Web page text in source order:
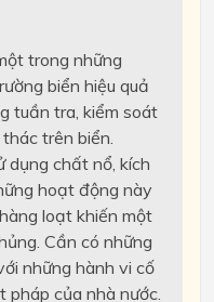
trong những
biển hiệu quả
tuần tra, kiểm soát
trên biển.
dụng chất nổ, kích
hoạt động này
loạt khiến một
Cần có những
những hành vi cố
pháp của nhà nước.